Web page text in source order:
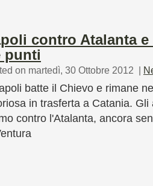
contro Atalanta
punti
on martedì, 30 Ottobre 2012 |
batte il Chievo e rimane
in trasferta a Catania.
contro l'Atalanta, ancora